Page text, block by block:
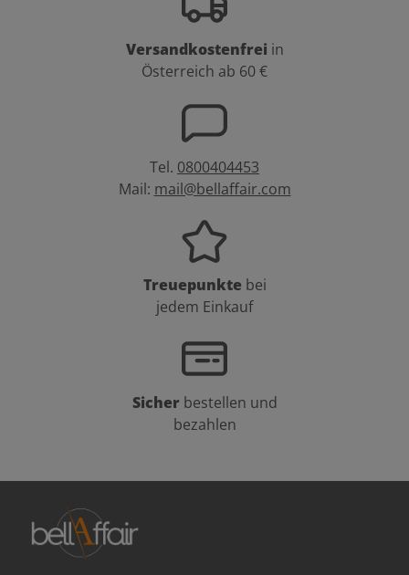
Versandkostenfrei in
Österreich ab 60 €
Tel. 0800404453
Mail: mail@bellaffair.com
Treuepunkte bei
jedem Einkauf
Sicher bestellen und
bezahlen